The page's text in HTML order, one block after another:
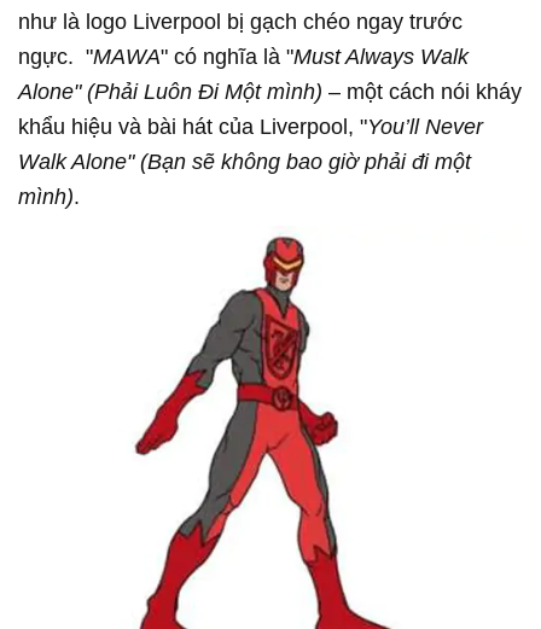
như là logo Liverpool bị gạch chéo ngay trước
ngực. "MAWA" có nghĩa là "Must Always Walk
Alone" (Phải Luôn Đi Một mình) – một cách nói kháy
khẩu hiệu và bài hát của Liverpool, "You’ll Never
Walk Alone" (Bạn sẽ không bao giờ phải đi một
mình).